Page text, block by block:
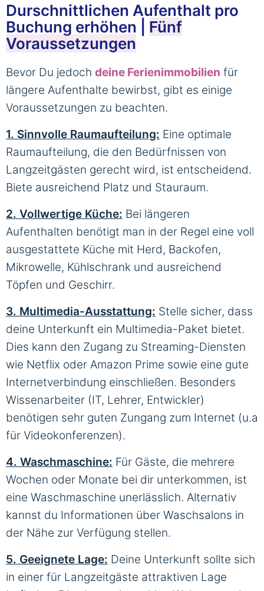
Durschnittlichen Aufenthalt pro
Buchung erhöhen | Fünf
Voraussetzungen
Bevor Du jedoch deine Ferienimmobilien für
längere Aufenthalte bewirbst, gibt es einige
Voraussetzungen zu beachten.
1. Sinnvolle Raumaufteilung: Eine optimale
Raumaufteilung, die den Bedürfnissen von
Langzeitgästen gerecht wird, ist entscheidend.
Biete ausreichend Platz und Stauraum.
2. Vollwertige Küche: Bei längeren
Aufenthalten benötigt man in der Regel eine voll
ausgestattete Küche mit Herd, Backofen,
Mikrowelle, Kühlschrank und ausreichend
Töpfen und Geschirr.
3. Multimedia-Ausstattung: Stelle sicher, dass
deine Unterkunft ein Multimedia-Paket bietet.
Dies kann den Zugang zu Streaming-Diensten
wie Netflix oder Amazon Prime sowie eine gute
Internetverbindung einschließen. Besonders
Wissenarbeiter (IT, Lehrer, Entwickler)
benötigen sehr guten Zungang zum Internet (u.a
für Videokonferenzen).
4. Waschmaschine: Für Gäste, die mehrere
Wochen oder Monate bei dir unterkommen, ist
eine Waschmaschine unerlässlich. Alternativ
kannst du Informationen über Waschsalons in
der Nähe zur Verfügung stellen.
5. Geeignete Lage: Deine Unterkunft sollte sich
in einer für Langzeitgäste attraktiven Lage